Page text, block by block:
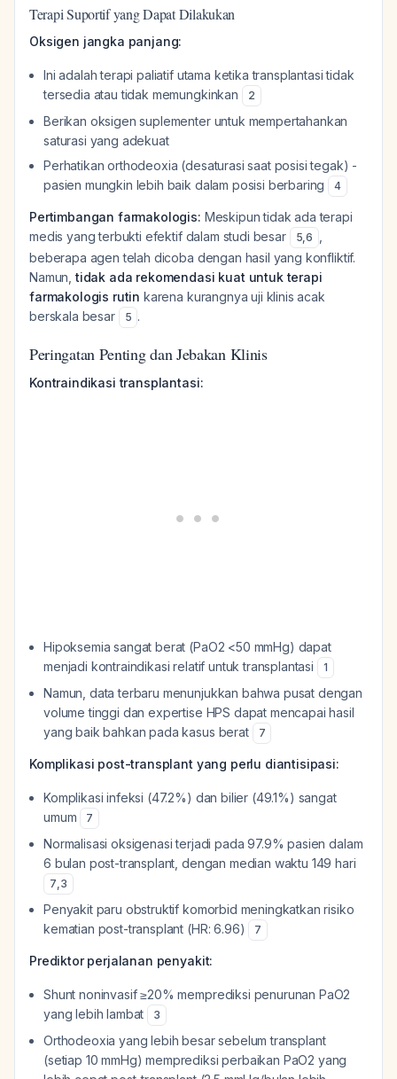
Terapi Suportif yang Dapat Dilakukan
Oksigen jangka panjang:
Ini adalah terapi paliatif utama ketika transplantasi tidak
tersedia atau tidak memungkinkan
2
Berikan oksigen suplementer untuk mempertahankan
saturasi yang adekuat
Perhatikan orthodeoxia (desaturasi saat posisi tegak) -
pasien mungkin lebih baik dalam posisi berbaring
4
Pertimbangan farmakologis: Meskipun tidak ada terapi
medis yang terbukti efektif dalam studi besar
5,6
beberapa agen telah dicoba dengan hasil yang konfliktif.
Namun,tidak ada rekomendasi kuat untuk terapi
farmakologis rutin karena kurangnya uji klinis acak
berskala besar
5 .
Peringatan Penting dan Jebakan Klinis
Kontraindikasi transplantasi:
Hipoksemia sangat berat (PaO2 <50 mmHg) dapat
menjadi kontraindikasi relatif untuk transplantasi
1
Namun, data terbaru menunjukkan bahwa pusat dengan
volume tinggi dan expertise HPS dapat mencapai hasil
yang baik bahkan pada kasus berat
7
Komplikasi post-transplant yang perlu diantisipasi:
Komplikasi infeksi (47.2%) dan bilier (49.1%) sangat
umum
7
Normalisasi oksigenasi terjadi pada 97.9% pasien dalam
6 bulan post-transplant, dengan median waktu 149 hari
7,3
Penyakit paru obstruktif komorbid meningkatkan risiko
kematian post-transplant (HR: 6.96)
7
Prediktor perjalanan penyakit:
Shunt noninvasif ≥20% memprediksi penurunan PaO2
yang lebih lambat
3
Orthodeoxia yang lebih besar sebelum transplant
(setiap 10 mmHg) memprediksi perbaikan PaO2 yang